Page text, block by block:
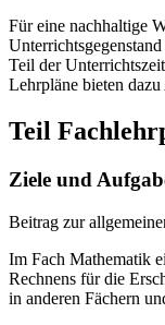
Für eine nachhaltige
Teil der
Lehrpläne bieten
Teil
Ziele und
Beitrag zur
Im Fach Mathematik
Rechnens für die
in anderen Fächern